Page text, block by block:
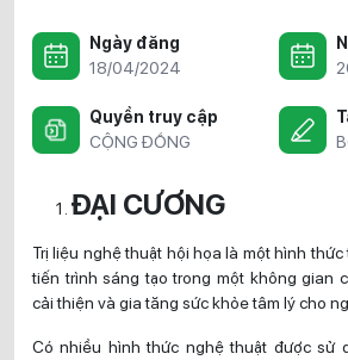
Ngày đăng
18/04/2024
Quyền truy cập
CỘNG ĐỒNG
ĐẠI CƯƠNG
Trị liệu nghệ thuật hội họa là một hình
tiến trình sáng tạo trong một không gian
cải thiện và gia tăng sức khỏe tâm lý cho
Có nhiều hình thức nghệ thuật được sử